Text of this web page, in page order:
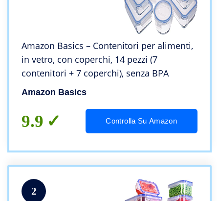
Amazon Basics – Contenitori per alimenti,
in vetro, con coperchi, 14 pezzi (7
contenitori + 7 coperchi), senza BPA
Amazon Basics
9.9 Controlla Su Amazon
2